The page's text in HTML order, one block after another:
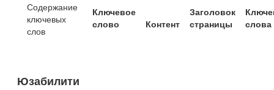
Содержание
ключевых
слов
Ключевое
слово
Контент
Заголовок
страницы
слова
Юзабилити